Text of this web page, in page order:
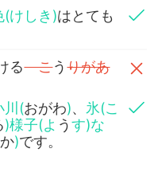
(けしき)はとても
るこうりがあ
川(おがわ)、 氷(こ
)様子(よ うす)な
)です。